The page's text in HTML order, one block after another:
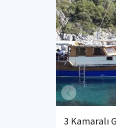
3 Kamaralı